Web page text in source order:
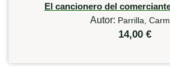
El cancionero del
Autor: Parrilla,
14,00 €